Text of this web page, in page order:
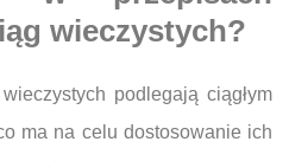
wieczystych?
podlegają ciągłym
ma na celu dostosowanie ich